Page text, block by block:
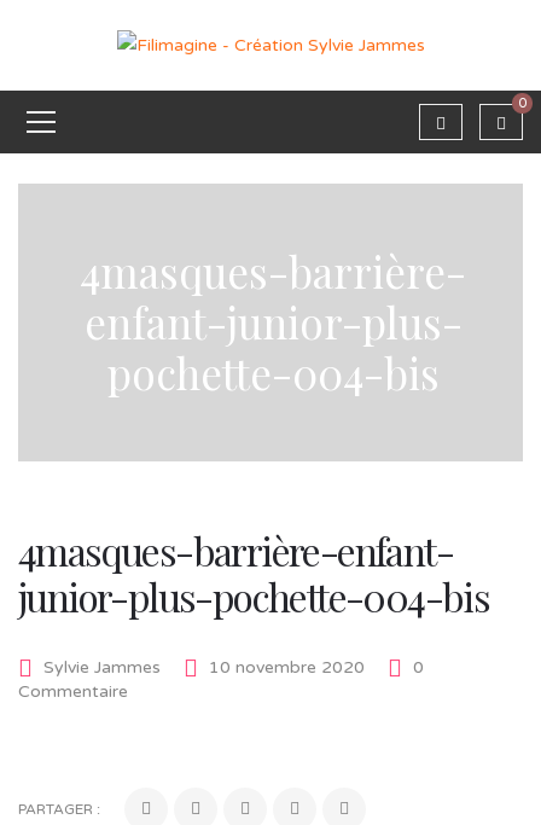
0
4masques-barrière-
enfant-junior-plus-
pochette-004-bis
4masques-barrière-enfant-
junior-plus-pochette-004-bis
Sylvie Jammes 10 novembre 2020
0
Commentaire
PARTAGER :